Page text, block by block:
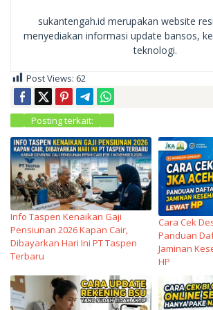
sukantengah.id merupakan website
menyediakan informasi update bansos,
teknologi.
Post Views: 62
Posting terkait:
Info Taspen Kenaikan Gaji
Pensiunan 2026 Kapan Cair,
Dibayarkan Hari Ini PT Taspen
Terbaru
Cara Cek
Panduan
Jaminan
HP